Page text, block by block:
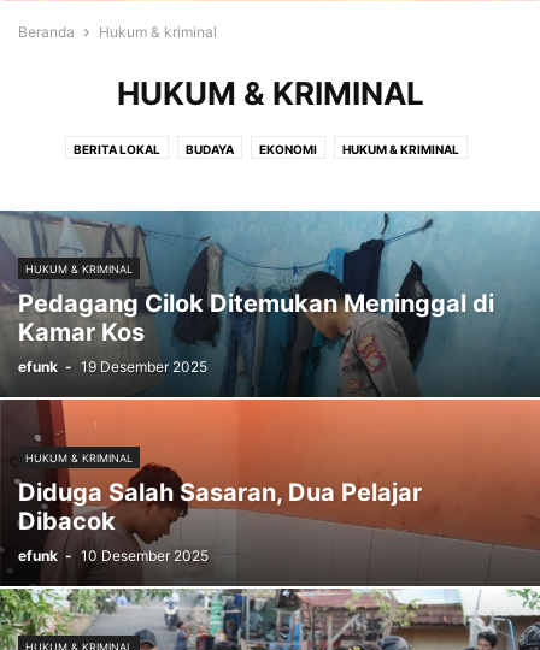
Beranda Hukum & kriminal
HUKUM & KRIMINAL
BERITA LOKAL BUDAYA EKONOMI HUKUM & KRIMINAL
PENDIDIKAN PERTANIAN POLITIK SOSIAL
HUKUM & KRIMINAL
Pedagang Cilok Ditemukan Meninggal di
Kamar Kos
efunk - 19 Desember 2025
HUKUM & KRIMINAL
Diduga Salah Sasaran, Dua Pelajar
Dibacok
efunk - 10 Desember 2025
HUKUM & KRIMINAL